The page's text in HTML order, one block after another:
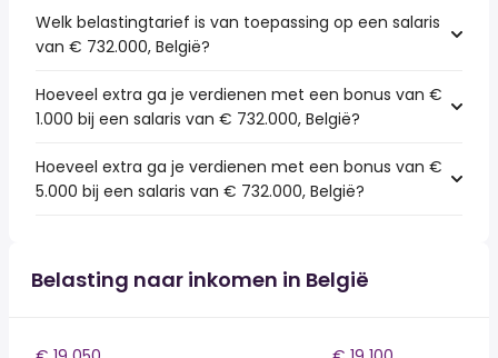
Welk belastingtarief is van toepassing op een salaris
van € 732.000, België?
Hoeveel extra ga je verdienen met een bonus van €
1.000 bij een salaris van € 732.000, België?
Hoeveel extra ga je verdienen met een bonus van €
5.000 bij een salaris van € 732.000, België?
Belasting naar inkomen in België